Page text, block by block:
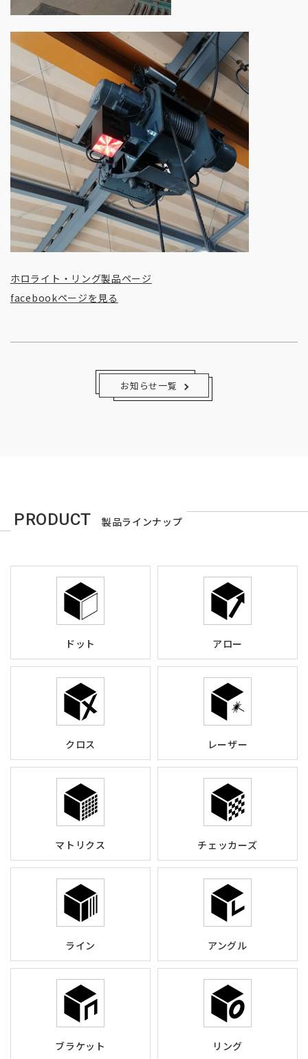
ホロライト・リング製品ページ
facebookページを見る
お知らせ一覧
PRODUCT 製品ラインナップ
ドット アロー
クロス レーザー
マトリクス チェッカーズ
ライン アングル
ブラケット リング